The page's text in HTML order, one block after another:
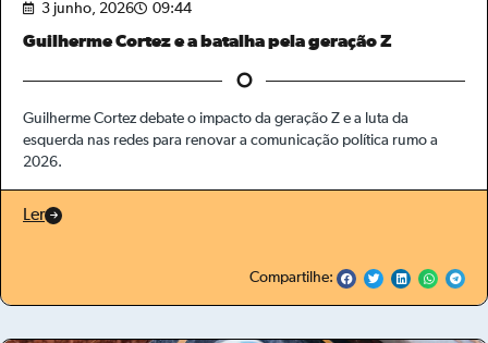
3 junho, 2026 09:44
Guilherme Cortez e a batalha pela geração Z
Guilherme Cortez debate o impacto da geração Z e a luta da
esquerda nas redes para renovar a comunicação política rumo a
2026.
Ler
Compartilhe: